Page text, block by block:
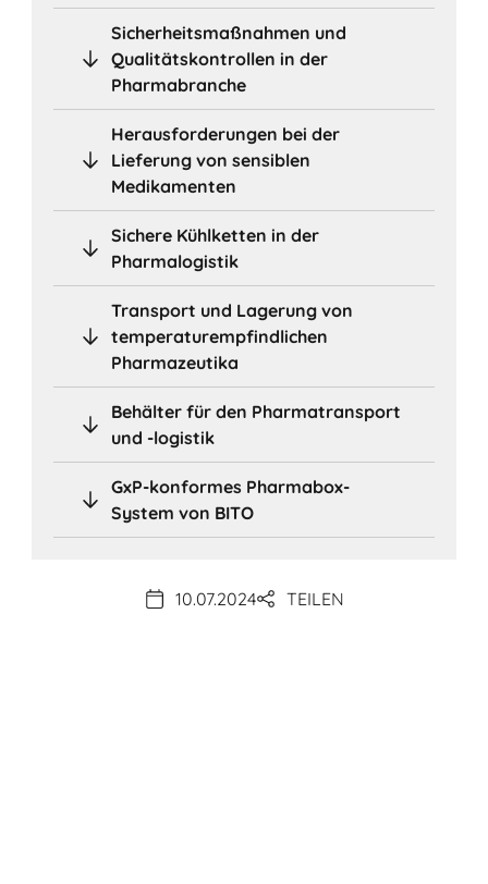
Sicherheitsmaßnahmen und
Qualitätskontrollen in der
Pharmabranche
Herausforderungen bei der
Lieferung von sensiblen
Medikamenten
Sichere Kühlketten in der
Pharmalogistik
Transport und Lagerung von
temperaturempfindlichen
Pharmazeutika
Behälter für den Pharmatransport
und -logistik
GxP-konformes Pharmabox-
System von BITO
10.07.2024 TEILEN